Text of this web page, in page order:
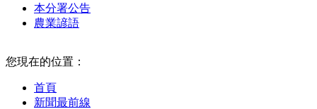
本分署公告
農業諺語
您現在的位置：
首頁
新聞最前線